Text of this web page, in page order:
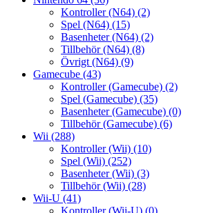
Kontroller (N64) (2)
Spel (N64) (15)
Basenheter (N64) (2)
Tillbehör (N64) (8)
Övrigt (N64) (9)
Gamecube (43)
Kontroller (Gamecube) (2)
Spel (Gamecube) (35)
Basenheter (Gamecube) (0)
Tillbehör (Gamecube) (6)
Wii (288)
Kontroller (Wii) (10)
Spel (Wii) (252)
Basenheter (Wii) (3)
Tillbehör (Wii) (28)
Wii-U (41)